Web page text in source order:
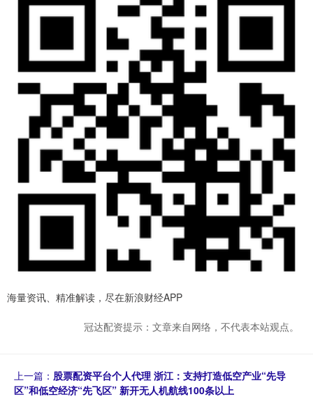
海量资讯、精准解读，尽在新浪财经APP
冠达配资提示：文章来自网络，不代表本站观点。
上一篇： 股票配资平台个人代理 浙江：支持打造低空产业“先导
区”和低空经济“先飞区” 新开无人机航线100条以上